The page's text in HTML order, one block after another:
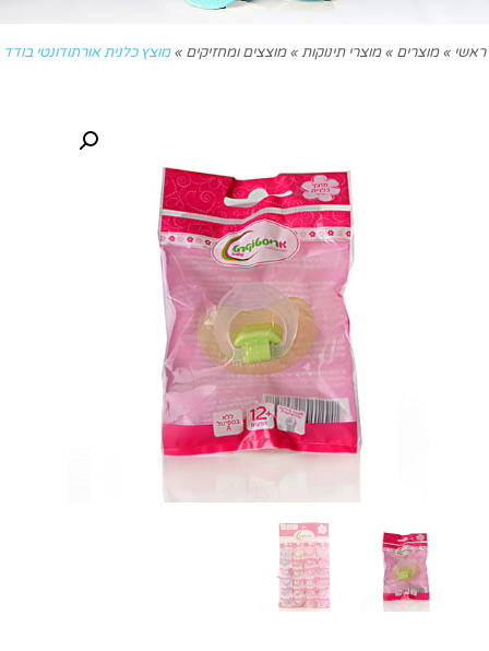
ראשי » מוצרים » מוצרי תינוקות» מוצצים ומחזיקים » מוצץ כלנית אורתודונטי בודד